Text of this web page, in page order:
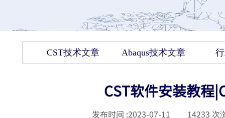
CST技术文章 Abaqus技术文章
CST软件安装教程
发布时间 :2023-07-11 14233 次